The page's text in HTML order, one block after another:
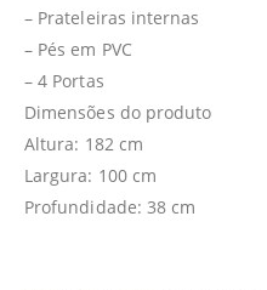
– Prateleiras internas
– Pés em PVC
– 4 Portas
Dimensões do produto
Altura: 182 cm
Largura: 100 cm
Profundidade: 38 cm